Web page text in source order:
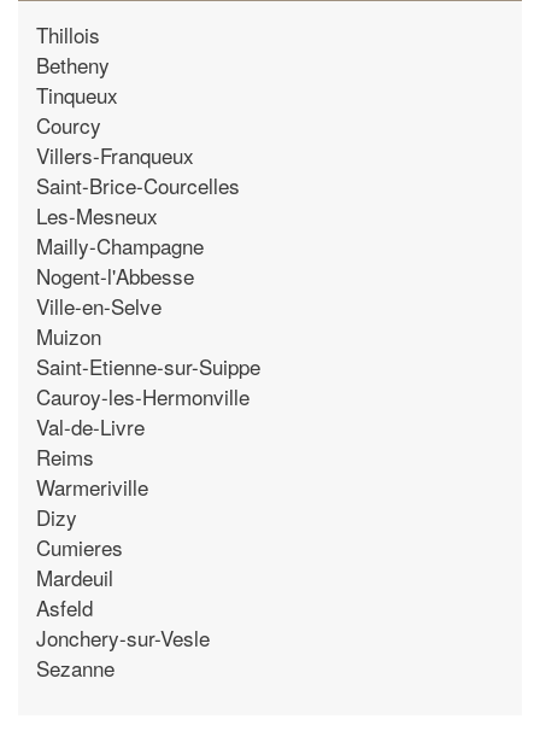
Thillois
Betheny
Tinqueux
Courcy
Villers-Franqueux
Saint-Brice-Courcelles
Les-Mesneux
Mailly-Champagne
Nogent-l'Abbesse
Ville-en-Selve
Muizon
Saint-Etienne-sur-Suippe
Cauroy-les-Hermonville
Val-de-Livre
Reims
Warmeriville
Dizy
Cumieres
Mardeuil
Asfeld
Jonchery-sur-Vesle
Sezanne